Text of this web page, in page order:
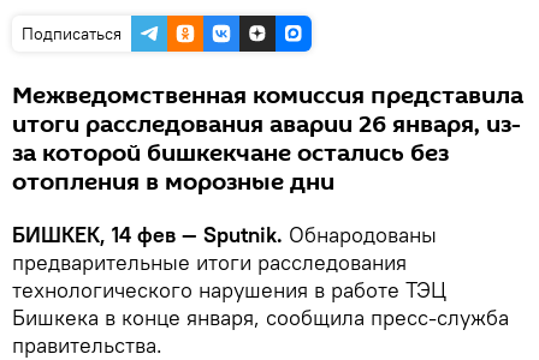
Подписаться
Межведомственная комиссия представила
итоги расследования аварии 26 января, из-
за которой бишкекчане остались без
отопления в морозные дни
БИШКЕК, 14 фев — Sputnik. Обнародованы
предварительные итоги расследования
технологического нарушения в работе ТЭЦ
Бишкека в конце января, сообщила пресс-служба
правительства.